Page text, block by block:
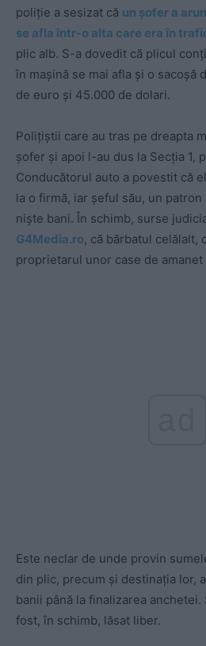
poliție a sesizat că un șofer a
se afla într-o alta care era în
plic alb. S-a dovedit că plicul
în mașină se mai afla și o sacoșă
de euro și 45.000 de dolari.
Polițiștii care au tras pe dreapta
șofer și apoi l-au dus la Secția 1,
Conducătorul auto a povestit că
la o firmă, iar șeful său, un
niște bani. În schimb, surse
G4Media.ro, că bărbatul celălalt,
proprietarul unor case de
Este neclar de unde provin
din plic, precum și destinația lor,
banii până la finalizarea
fost, în schimb, lăsat liber.